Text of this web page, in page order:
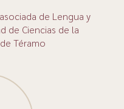
de Lengua y
de Ciencias de la
Téramo